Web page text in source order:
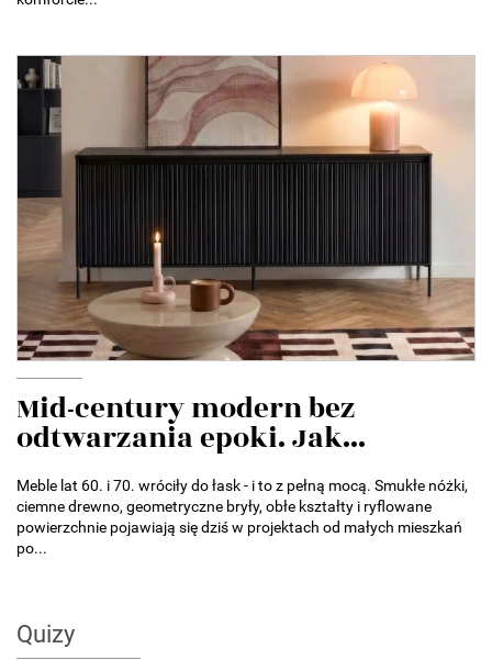
Mid-century modern bez
odtwarzania epoki. Jak...
Meble lat 60. i 70. wróciły do łask - i to z pełną mocą. Smukłe nóżki,
ciemne drewno, geometryczne bryły, obłe kształty i ryflowane
powierzchnie pojawiają się dziś w projektach od małych mieszkań
po...
Quizy